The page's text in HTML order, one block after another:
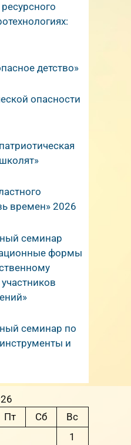
детство»
опасности
времен» 2026
семинар
формы
семинар по
и
Пт Сб
Вс
1